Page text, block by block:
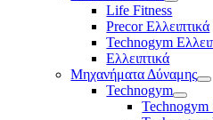
Life Fitness
Precor Ελλειπτικά
Technogym
Ελλειπτικά
Μηχανήματα Δύναμης
Technogym
Technogym